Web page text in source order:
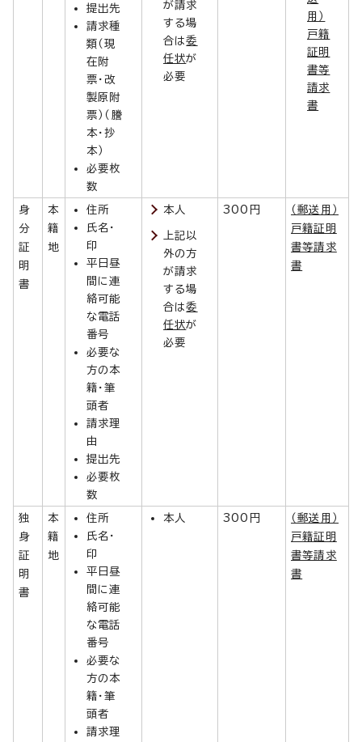
提出先
請求種
類（現
在附
票・改
製原附
票）（謄
本・抄
本）
必要枚
数
が請求
する場
合は委
任状が
必要
用）
戸籍
証明
書等
請求
書
身
分
証
明
書
本
籍
地
住所
氏名・
印
平日昼
間に連
絡可能
な電話
番号
必要な
方の本
籍・筆
頭者
請求理
由
提出先
必要枚
数
本人
上記以
外の方
が請求
する場
合は委
任状が
必要
300円
（郵送用）
戸籍証明
書等請求
書
独
身
証
明
書
本
籍
地
住所
氏名・
印
平日昼
間に連
絡可能
な電話
番号
必要な
方の本
籍・筆
頭者
請求理
本人 300円
（郵送用）
戸籍証明
書等請求
書